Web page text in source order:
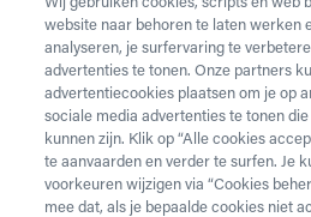
Vul onderstaand formulier in
zorgmateriaal.Dringende
weekendnodig? Neem
22 22.
Heb jekrukken nodig? Die kan
huurmateriaal laten ophalen?
website naar behoren te laten werken
analyseren, je surfervaring te
advertenties te tonen. Onze partners
advertentiecookies plaatsen om je op
sociale media advertenties te tonen
kunnen zijn. Klik op “Alle cookies
te aanvaarden en verder te surfen. Je
voorkeuren wijzigen via “Cookies
mee dat, als je bepaalde cookies niet